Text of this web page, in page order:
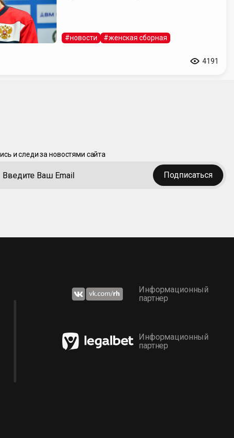
#новости #женская сборная
4191
и следи за новостями сайта
Подписаться
Информационный
партнер
Информационный
партнер